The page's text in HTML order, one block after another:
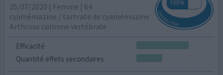
25/07/2020 | Femme | 64
cyamémazine / tartrate de cyamémazine
Arthrose colonne vertébrale
Efficacité
Quantité effets secondaires